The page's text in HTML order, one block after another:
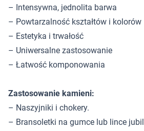
– Intensywna, jednolita barwa
– Powtarzalność kształtów i kolorów
– Estetyka i trwałość
– Uniwersalne zastosowanie
– Łatwość komponowania
Zastosowanie kamieni:
– Naszyjniki i chokery.
– Bransoletki na gumce lub lince